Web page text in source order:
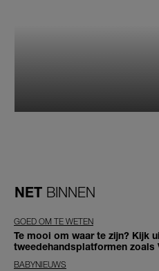
NET BINNEN
GOED OM TE WETEN
Te mooi om waar te zijn? Kijk
tweedehandsplatformen zoals
BABYNIEUWS